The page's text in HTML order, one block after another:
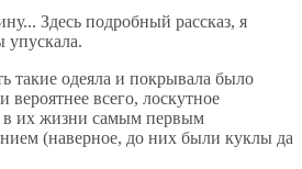
Здесь подробный рассказ, я
такие одеяла и покрывала было
вероятнее всего, лоскутное
в их жизни самым первым
(наверное, до них были куклы да